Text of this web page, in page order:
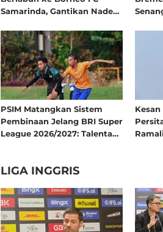
Samarinda, Gantikan Nadeo
PSIM Matangkan Sistem
Pembinaan Jelang BRI Super
League 2026/2027: Talenta
LIGA INGGRIS